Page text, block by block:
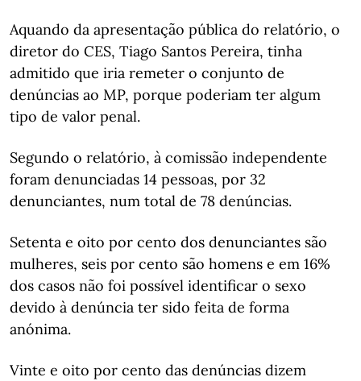
Aquando da apresentação pública do relatório, o
diretor do CES, Tiago Santos Pereira, tinha
admitido que iria remeter o conjunto de
denúncias ao MP, porque poderiam ter algum
tipo de valor penal.
Segundo o relatório, à comissão independente
foram denunciadas 14 pessoas, por 32
denunciantes, num total de 78 denúncias.
Setenta e oito por cento dos denunciantes são
mulheres, seis por cento são homens e em 16%
dos casos não foi possível identificar o sexo
devido à denúncia ter sido feita de forma
anónima.
Vinte e oito por cento das denúncias dizem